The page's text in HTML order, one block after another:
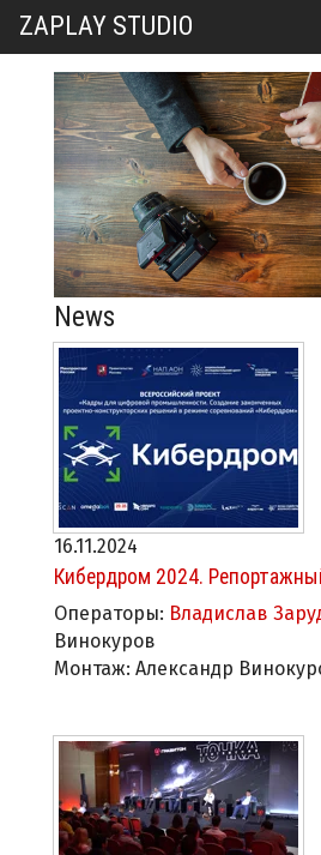
ZAPLAY STUDIO
News
16.11.2024
Кибердром 2024.
Операторы: Владислав
Винокуров
Монтаж: Александр